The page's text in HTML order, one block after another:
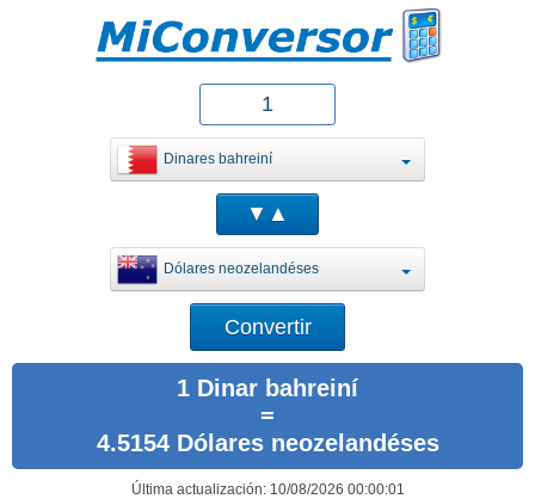
Dinares bahreiní
Dólares neozelandéses
1 Dinar bahreiní
=
4.5154 Dólares neozelandéses
Última actualización: 10/08/2026 00:00:01